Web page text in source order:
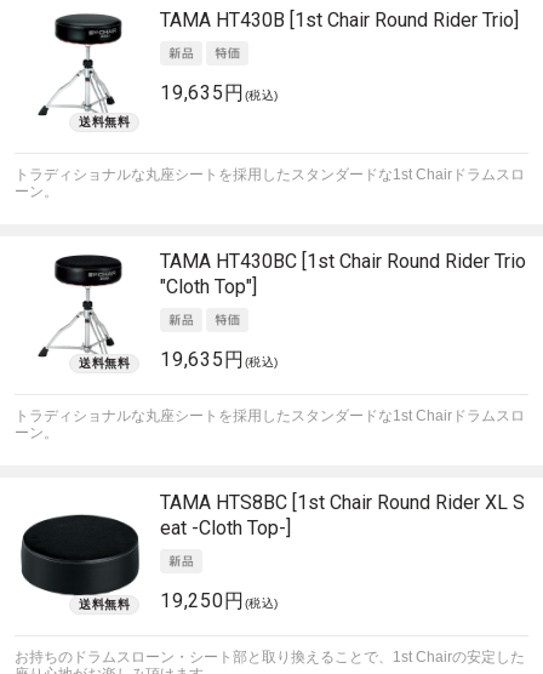
TAMA HT430B [1st Chair Round Rider Trio]
19,635円 (税込)
トラディショナルな丸座シートを採用したスタンダードな1st Chairドラムスロ
ーン。
TAMA HT430BC [1st Chair Round Rider Trio
"Cloth Top"]
19,635円 (税込)
トラディショナルな丸座シートを採用したスタンダードな1st Chairドラムスロ
ーン。
TAMA HTS8BC [1st Chair Round Rider XL S
eat -Cloth Top-]
19,250円 (税込)
お持ちのドラムスローン・シート部と取り換えることで、1st Chairの安定した